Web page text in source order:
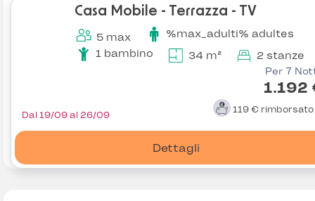
Casa Mobile - Terrazza - TV
5 max
%max_adulti% adultes
1 bambino
34 m² 2 stanze
Per 7
1.192
119 € rimborsato
Dettagli
Dal 19/09 al 26/09